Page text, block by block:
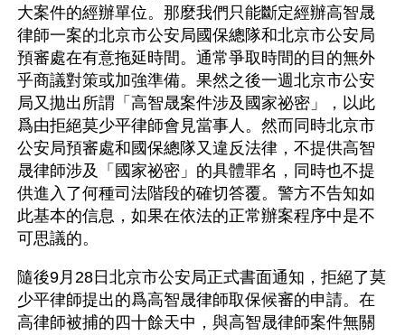
大案件的經辦單位。那麼我們只能斷定經辦高智晟
律師一案的北京市公安局國保總隊和北京市公安局
預審處在有意拖延時間。通常爭取時間的目的無外
乎商議對策或加強準備。果然之後一週北京市公安
局又拋出所謂「高智晟案件涉及國家祕密」，以此
爲由拒絕莫少平律師會見當事人。然而同時北京市
公安局預審處和國保總隊又違反法律，不提供高智
晟律師涉及「國家祕密」的具體罪名，同時也不提
供進入了何種司法階段的確切答覆。警方不告知如
此基本的信息，如果在依法的正常辦案程序中是不
可思議的。
隨後9月28日北京市公安局正式書面通知，拒絕了莫
少平律師提出的爲高智晟律師取保候審的申請。在
高律師被捕的四十餘天中，與高智晟律師案件無關